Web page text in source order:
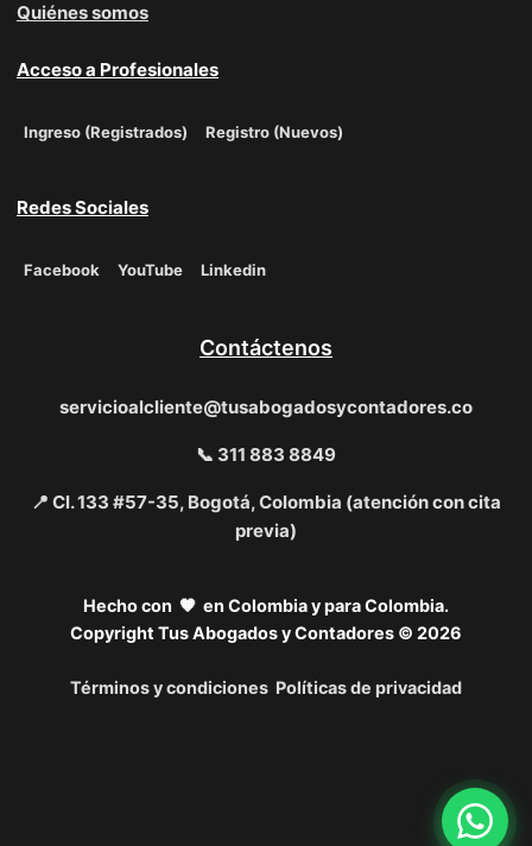
Quiénes somos
Acceso a Profesionales
Ingreso (Registrados) Registro (Nuevos)
Redes Sociales
Facebook YouTube Linkedin
Contáctenos
servicioalcliente@tusabogadosycontadores.co
📞 311 883 8849
📍 Cl. 133 #57-35, Bogotá, Colombia (atención con cita
previa)
Hecho con 🧡 en Colombia y para Colombia.
Copyright Tus Abogados y Contadores © 2026
Términos y condiciones Políticas de privacidad